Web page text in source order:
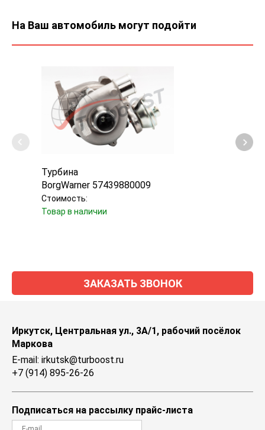
На Ваш автомобиль могут подойти
Турбина
BorgWarner 57439880009
Стоимость:
Товар в наличии
ЗАКАЗАТЬ ЗВОНОК
Иркутск, Центральная ул., 3А/1, рабочий посёлок
Маркова
E-mail: irkutsk@turboost.ru
+7 (914) 895-26-26
Подписаться на рассылку прайс-листа